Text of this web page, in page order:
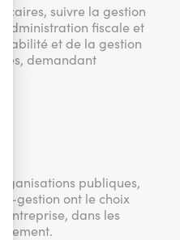
qui seront affichées sur les
a des conversions.
de publicité numérique centrée
suivre la gestion
fiscale et
et de la gestion
demandant
publiques,
gestion ont le choix
dans les